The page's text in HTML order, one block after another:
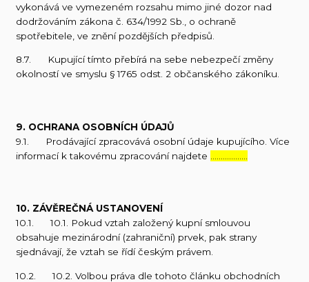
vykonává ve vymezeném rozsahu mimo jiné dozor nad
dodržováním zákona č. 634/1992 Sb., o ochraně
spotřebitele, ve znění pozdějších předpisů.
8.7. Kupující tímto přebírá na sebe nebezpečí změny
okolností ve smyslu § 1765 odst. 2 občanského zákoníku.
9. OCHRANA OSOBNÍCH ÚDAJŮ
9.1. Prodávající zpracovává osobní údaje kupujícího. Více
informací k takovému zpracování najdete
10. ZÁVĚREČNÁ USTANOVENÍ
10.1. 10.1. Pokud vztah založený kupní smlouvou
obsahuje mezinárodní (zahraniční) prvek, pak strany
sjednávají, že vztah se řídí českým právem.
10.2. 10.2. Volbou práva dle tohoto článku obchodních